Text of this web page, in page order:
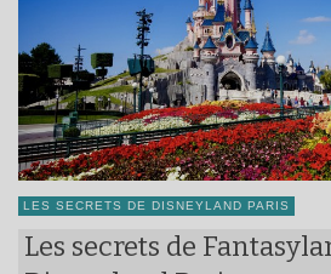
LES SECRETS DE DISNEYLAND PARIS
Les secrets de